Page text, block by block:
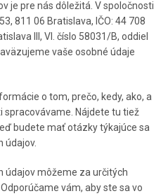
je pre nás dôležitá. V spoločnosti
811 06 Bratislava, IČO: 44 708
III, Vl. číslo 58031/B, oddiel
vaše osobné údaje
o tom, prečo, kedy, ako, a
spracovávame. Nájdete tu tiež
budete mať otázky týkajúce sa
údajov.
údajov môžeme za určitých
vám, aby ste sa vo